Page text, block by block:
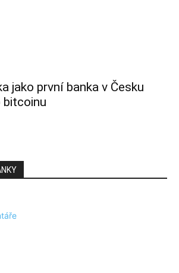
jako první banka v Česku
bitcoinu